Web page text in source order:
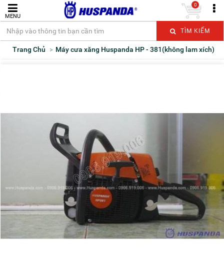
MENU
TÌM KIẾM
0
Trang Chủ Máy cưa xăng Huspanda HP - 381(không lam xích)